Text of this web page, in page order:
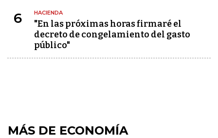
6 HACIENDA
"En las próximas horas firmaré el
decreto de congelamiento del gasto
público"
MÁS DE ECONOMÍA